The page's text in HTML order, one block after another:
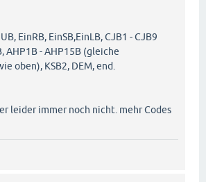
EinRB, EinSB,EinLB, CJB1 - CJB9
AHP1B - AHP15B (gleiche
oben), KSB2, DEM, end.
leider immer noch nicht. mehr Codes